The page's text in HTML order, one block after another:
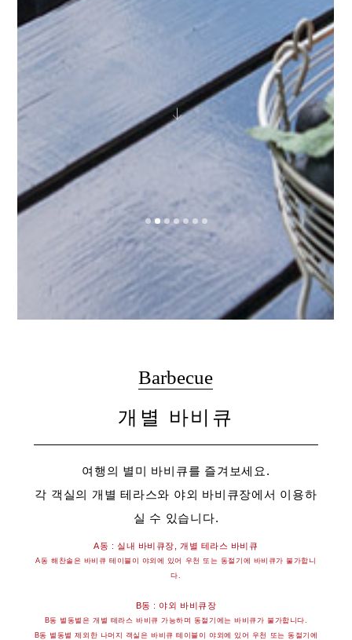
Barbecue
개별 바비큐
여행의 별미 바비큐를 즐겨보세요.
각 객실의 개별 테라스와 야외 바비큐장에서 이용하
실 수 있습니다.
A동 : 실내 바비큐장, 개별 테라스 바비큐
A동 해찬솔은 바비큐 테이블이 야외에 있어 우천 또는 동절기에 바비큐가 불가합니
다.
B동 : 야외 바비큐장
B동 별동별은 개별 테라스 바비큐 가능하며 동절기에는 바비큐가 불가합니다.
B동 별동별 제외한 나머지 객실은 바비큐 테이블이 야외에 있어 우천 또는 동절기에